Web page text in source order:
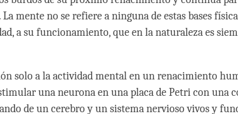
mente no se refiere a ninguna de estas bases
a su funcionamiento, que en la naturaleza es
solo a la actividad mental en un renacimiento
una neurona en una placa de Petri con una
de un cerebro y un sistema nervioso vivos y